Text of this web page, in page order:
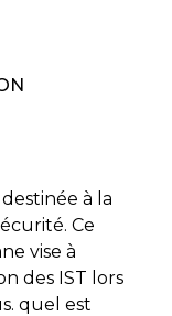
à la
Ce
vise à
des IST lors
quel est